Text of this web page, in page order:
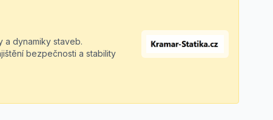
a dynamiky staveb.
bezpečnosti a stability